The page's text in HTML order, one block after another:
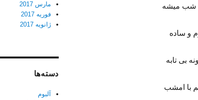
شب میشه
و ساده
بی تابه
با امشب
مارس 2017
فوریه 2017
ژانویه 2017
دسته‌ها
آلبوم